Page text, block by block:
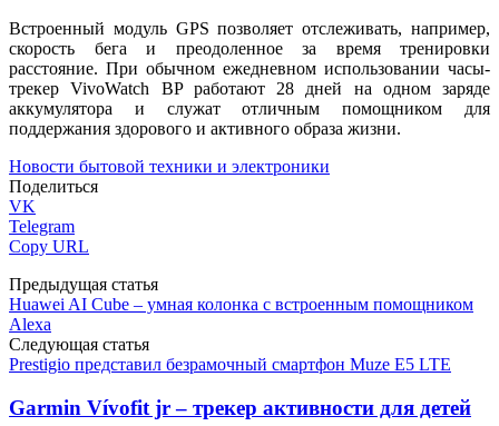
Встроенный модуль GPS позволяет отслеживать, например,
скорость бега и преодоленное за время тренировки
расстояние. При обычном ежедневном использовании часы-
трекер VivoWatch BP работают 28 дней на одном заряде
аккумулятора и служат отличным помощником для
поддержания здорового и активного образа жизни.
Новости бытовой техники и электроники
Поделиться
VK
Telegram
Copy URL
Предыдущая статья
Huawei AI Cube – умная колонка с встроенным помощником
Alexa
Следующая статья
Prestigio представил безрамочный смартфон Muze E5 LTE
Garmin Vívofit jr – трекер активности для детей